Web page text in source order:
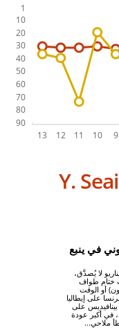
Y.
الأخيرة من داكار 2026 سيناريو لا يُصدَّق،
ختام طواف
> 8 ثوان > 2- فينيون) أو الوقت
فازت به فرنسا على إيطاليا
بينافيديس على
في أكبر عودة
ملاحي...